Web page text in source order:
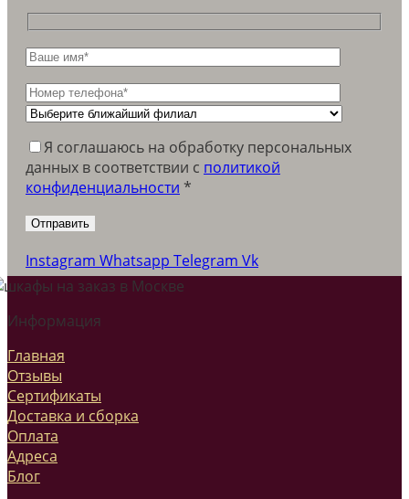
Я соглашаюсь на обработку персональных
данных в соответствии c политикой
конфиденциальности *
Instagram Whatsapp Telegram Vk
Информация
Главная
Отзывы
Сертификаты
Доставка и сборка
Оплата
Адреса
Блог